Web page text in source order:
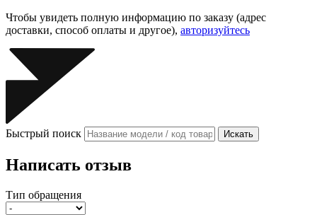
Чтобы увидеть полную информацию по заказу (адрес
доставки, способ оплаты и другое), авторизуйтесь
Быстрый поиск Искать
Написать отзыв
Тип обращения